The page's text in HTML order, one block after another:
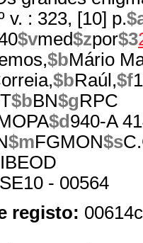
v. : 323, [10] p.
$vmed$zpor$3
$bMário
$bRaúl,$f
$bBN$gRPC
$d 940-A
$mFGMON$s
- 00564
registo: